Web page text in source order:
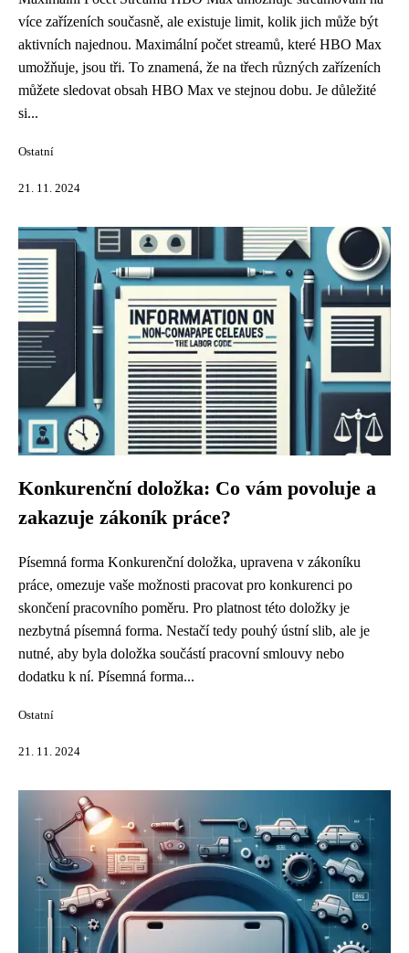
více zařízeních současně, ale existuje limit, kolik jich může být
aktivních najednou. Maximální počet streamů, které HBO Max
umožňuje, jsou tři. To znamená, že na třech různých zařízeních
můžete sledovat obsah HBO Max ve stejnou dobu. Je důležité
si...
Ostatní
21. 11. 2024
Konkurenční doložka: Co vám povoluje a
zakazuje zákoník práce?
Písemná forma Konkurenční doložka, upravena v zákoníku
práce, omezuje vaše možnosti pracovat pro konkurenci po
skončení pracovního poměru. Pro platnost této doložky je
nezbytná písemná forma. Nestačí tedy pouhý ústní slib, ale je
nutné, aby byla doložka součástí pracovní smlouvy nebo
dodatku k ní. Písemná forma...
Ostatní
21. 11. 2024